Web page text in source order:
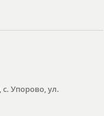
Упорово, ул.